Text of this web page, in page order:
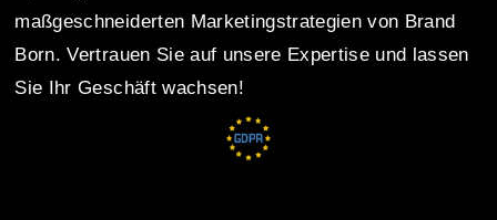
n
a
maßgeschneiderten Marketingstrategien von Brand
Born. Vertrauen Sie auf unsere Expertise und lassen
Sie Ihr Geschäft wachsen!